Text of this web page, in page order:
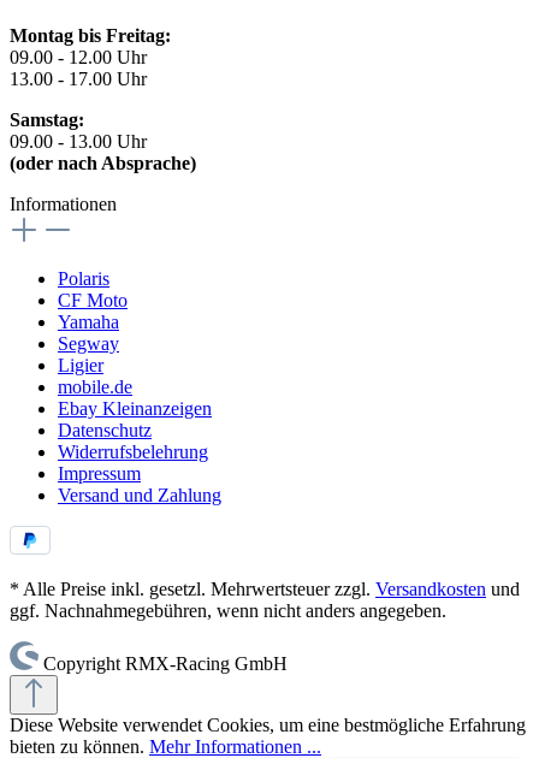
Montag bis Freitag:
09.00 - 12.00 Uhr
13.00 - 17.00 Uhr
Samstag:
09.00 - 13.00 Uhr
(oder nach Absprache)
Informationen
Polaris
CF Moto
Yamaha
Segway
Ligier
mobile.de
Ebay Kleinanzeigen
Datenschutz
Widerrufsbelehrung
Impressum
Versand und Zahlung
* Alle Preise inkl. gesetzl. Mehrwertsteuer zzgl. Versandkosten und
ggf. Nachnahmegebühren, wenn nicht anders angegeben.
Copyright RMX-Racing GmbH
Diese Website verwendet Cookies, um eine bestmögliche Erfahrung
bieten zu können. Mehr Informationen ...